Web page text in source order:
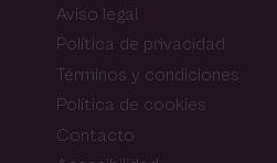
Aviso legal
Política de privacidad
Términos y condiciones
Política de cookies
Contacto